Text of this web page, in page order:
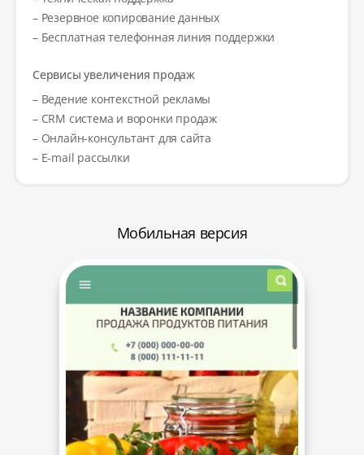
– Резервное копирование данных
– Бесплатная телефонная линия поддержки
Сервисы увеличения продаж
– Ведение контекстной рекламы
– CRM система и воронки продаж
– Онлайн-консультант для сайта
– E-mail рассылки
Мобильная версия